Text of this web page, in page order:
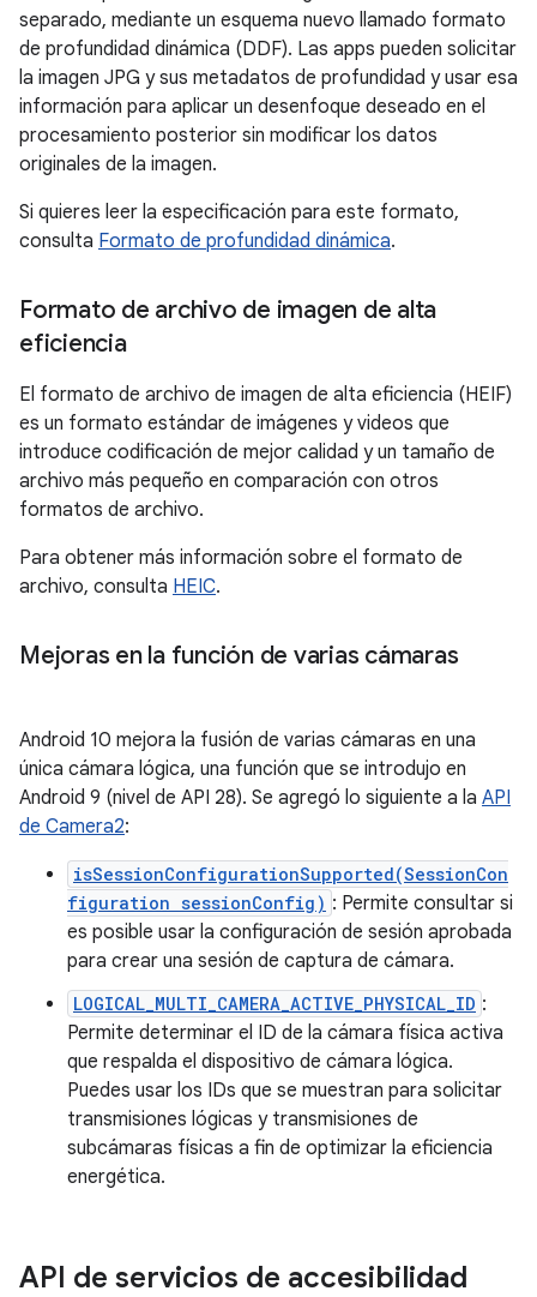
separado, mediante un esquema nuevo llamado formato
de profundidad dinámica (DDF). Las apps pueden solicitar
la imagen JPG y sus metadatos de profundidad y usar esa
información para aplicar un desenfoque deseado en el
procesamiento posterior sin modificar los datos
originales de la imagen.
Si quieres leer la especificación para este formato,
consulta Formato de profundidad dinámica.
Formato de archivo de imagen de alta
eficiencia
El formato de archivo de imagen de alta eficiencia (HEIF)
es un formato estándar de imágenes y videos que
introduce codificación de mejor calidad y un tamaño de
archivo más pequeño en comparación con otros
formatos de archivo.
Para obtener más información sobre el formato de
archivo, consulta HEIC.
Mejoras en la función de varias cámaras
Android 10 mejora la fusión de varias cámaras en una
única cámara lógica, una función que se introdujo en
Android 9 (nivel de API 28). Se agregó lo siguiente a la API
de Camera2:
isSessionConfigurationSupported(SessionCon
figuration sessionConfig) : Permite consultar si
es posible usar la configuración de sesión aprobada
para crear una sesión de captura de cámara.
LOGICAL_MULTI_CAMERA_ACTIVE_PHYSICAL_ID :
Permite determinar el ID de la cámara física activa
que respalda el dispositivo de cámara lógica.
Puedes usar los IDs que se muestran para solicitar
transmisiones lógicas y transmisiones de
subcámaras físicas a fin de optimizar la eficiencia
energética.
API de servicios de accesibilidad